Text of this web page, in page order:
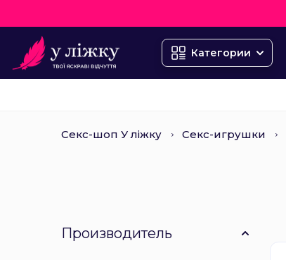
Категории
Секс-шоп У ліжку Секс-игрушки
Производитель